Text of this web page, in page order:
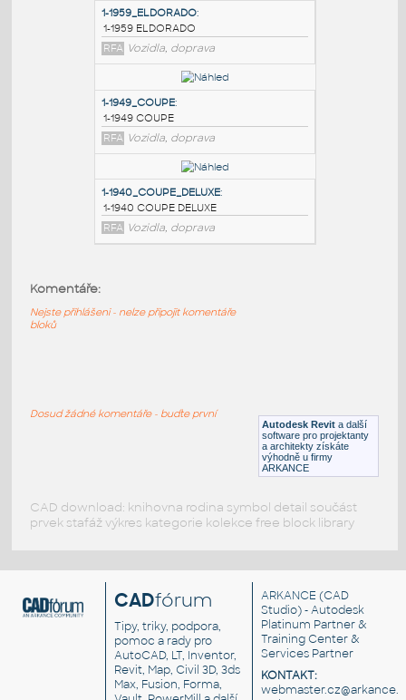
PODOBNÉ BLOKY
1-1964_DB5:
1-1964 DB5
RFA Vozidla, doprava
1-1959_ELDORADO:
1-1959 ELDORADO
RFA Vozidla, doprava
1-1940 COUPE DELUXE
Autodesk Revit a další
software pro projektanty
a architekty získáte
výhodně u firmy
ARKANCE
Komentáře:
Nejste přihlášeni - nelze připojit komentáře
bloků
Dosud žádné komentáře - buďte první
CAD download: knihovna rodina symbol detail součást
prvek stafáž výkres kategorie kolekce free block library
CADfórum
Tipy, triky, podpora,
pomoc a rady pro
AutoCAD, LT, Inventor,
Revit, Map, Civil 3D, 3ds
Max, Fusion, Forma,
ARKANCE (CAD
Studio) - Autodesk
Platinum Partner &
Training Center &
Services Partner
KONTAKT: